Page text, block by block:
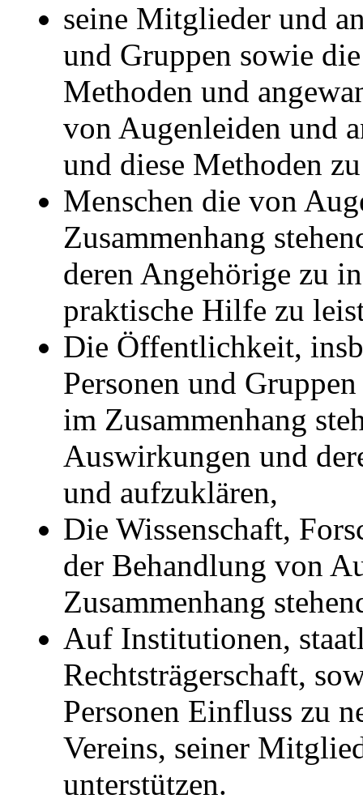
seine Mitglieder und
und Gruppen sowie
Methoden und
von Augenleiden und
und diese Methoden
Menschen die von
Zusammenhang
deren Angehörige zu
praktische Hilfe zu
Die Öffentlichkeit,
Personen und
im Zusammenhang
Auswirkungen und
und aufzuklären,
Die Wissenschaft,
der Behandlung von
Zusammenhang
Auf Institutionen,
Rechtsträgerschaft,
Personen Einfluss zu
Vereins, seiner
unterstützen.